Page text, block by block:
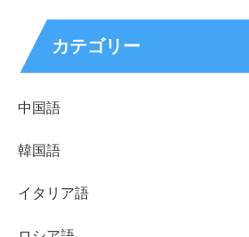
カテゴリー
中国語
韓国語
イタリア語